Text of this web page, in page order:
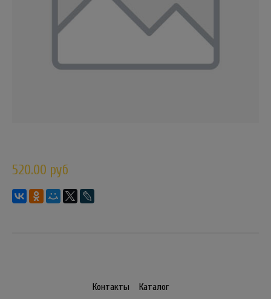
520.00 руб
Контакты Каталог